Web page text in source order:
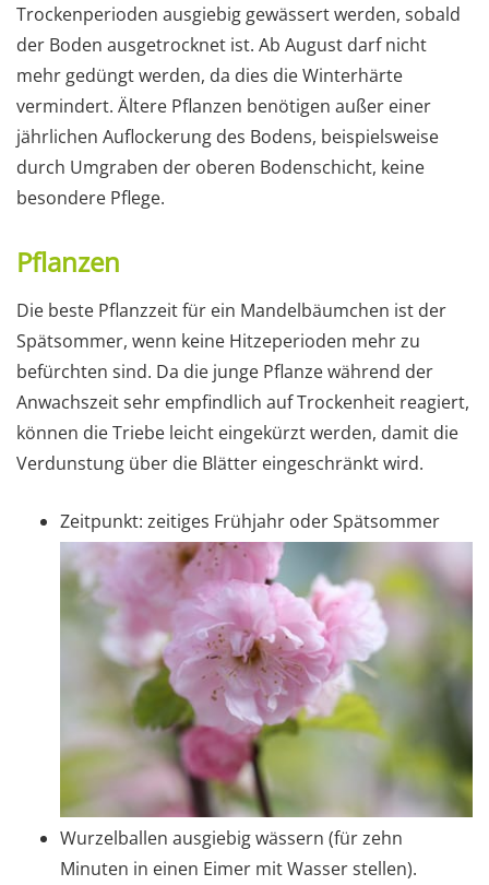
Trockenperioden ausgiebig gewässert werden, sobald
der Boden ausgetrocknet ist. Ab August darf nicht
mehr gedüngt werden, da dies die Winterhärte
vermindert. Ältere Pflanzen benötigen außer einer
jährlichen Auflockerung des Bodens, beispielsweise
durch Umgraben der oberen Bodenschicht, keine
besondere Pflege.
Pflanzen
Die beste Pflanzzeit für ein Mandelbäumchen ist der
Spätsommer, wenn keine Hitzeperioden mehr zu
befürchten sind. Da die junge Pflanze während der
Anwachszeit sehr empfindlich auf Trockenheit reagiert,
können die Triebe leicht eingekürzt werden, damit die
Verdunstung über die Blätter eingeschränkt wird.
Zeitpunkt: zeitiges Frühjahr oder Spätsommer
Wurzelballen ausgiebig wässern (für zehn
Minuten in einen Eimer mit Wasser stellen).